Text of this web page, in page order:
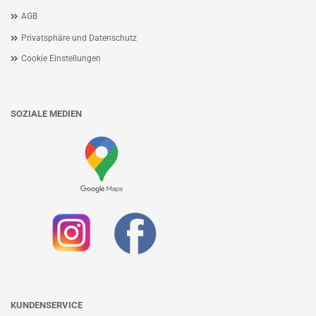
AGB
Privatsphäre und Datenschutz
Cookie Einstellungen
SOZIALE MEDIEN
KUNDENSERVICE